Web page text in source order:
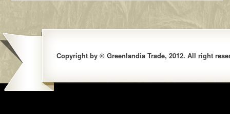
Copyright by © Greenlandia Trade, 2012. All right